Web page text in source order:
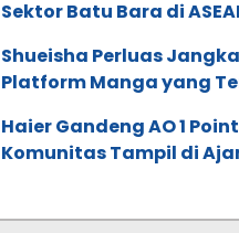
Sektor Batu Bara di
Shueisha Perluas
Platform Manga yang
Haier Gandeng AO 1
Komunitas Tampil di